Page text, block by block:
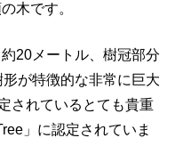
木です。
20メートル、樹冠部分
が特徴的な非常に巨大
されているとても貴重
」に認定されていま